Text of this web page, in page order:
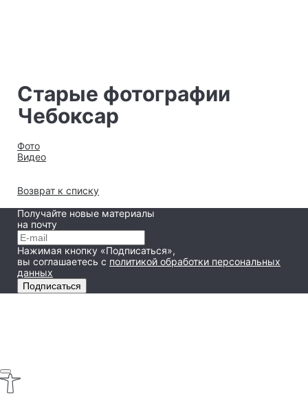
Старые фотографии
Чебоксар
Фото
Видео
Возврат к списку
Получайте новые материалы
на почту
Нажимая кнопку «Подписаться»,
вы соглашаетесь с политикой обработки персональных
данных
Подписаться